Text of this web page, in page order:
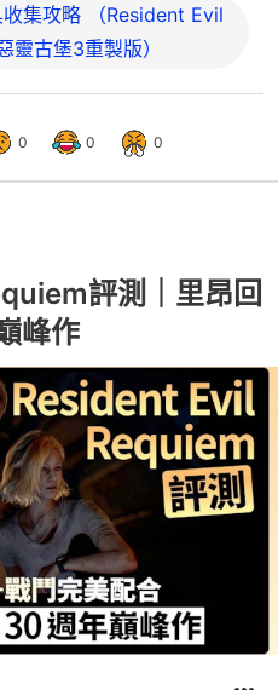
集攻略 （Resident Evil
靈古堡3重製版）
0 0 0
評測｜里昂回
峰作